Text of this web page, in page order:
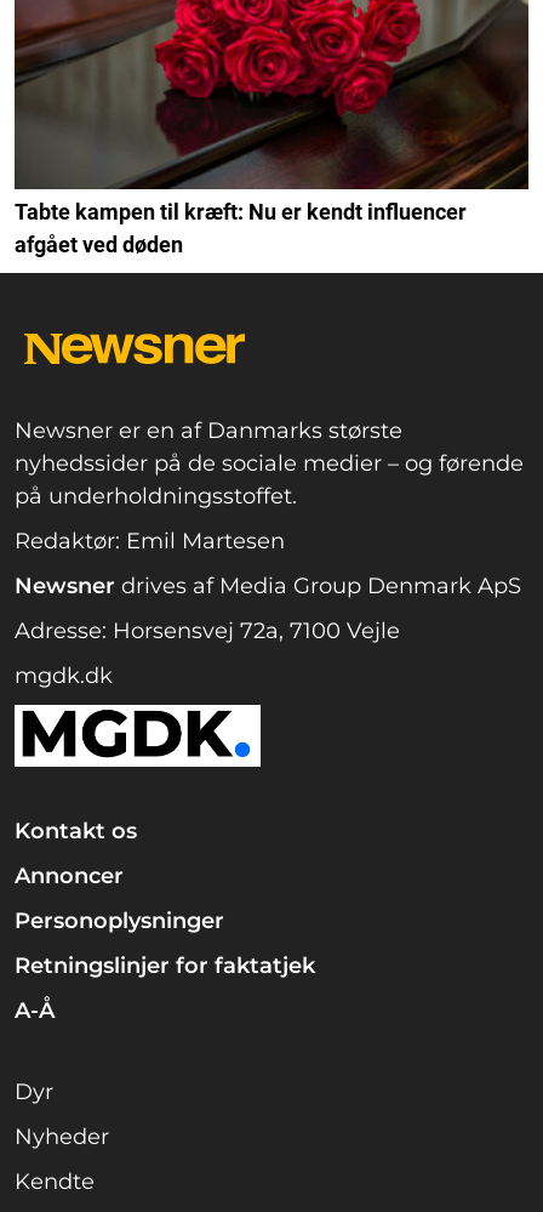
Tabte kampen til kræft: Nu er kendt influencer
afgået ved døden
Newsner er en af Danmarks største
nyhedssider på de sociale medier – og førende
på underholdningsstoffet.
Redaktør: Emil Martesen
Newsner drives af Media Group Denmark ApS
Adresse: Horsensvej 72a, 7100 Vejle
mgdk.dk
Kontakt os
Annoncer
Personoplysninger
Retningslinjer for faktatjek
A-Å
Dyr
Nyheder
Kendte